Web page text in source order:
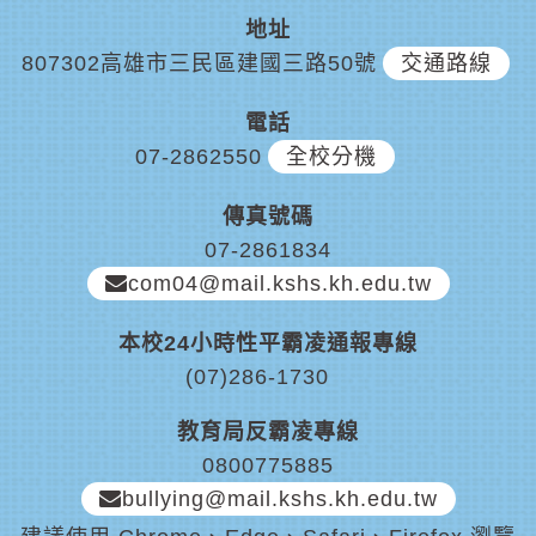
地址
807302高雄市三民區建國三路50號
交通路線
電話
07-2862550
全校分機
傳真號碼
07-2861834
com04@mail.kshs.kh.edu.tw
本校24小時性平霸凌通報專線
(07)286-1730
教育局反霸凌專線
0800775885
bullying@mail.kshs.kh.edu.tw